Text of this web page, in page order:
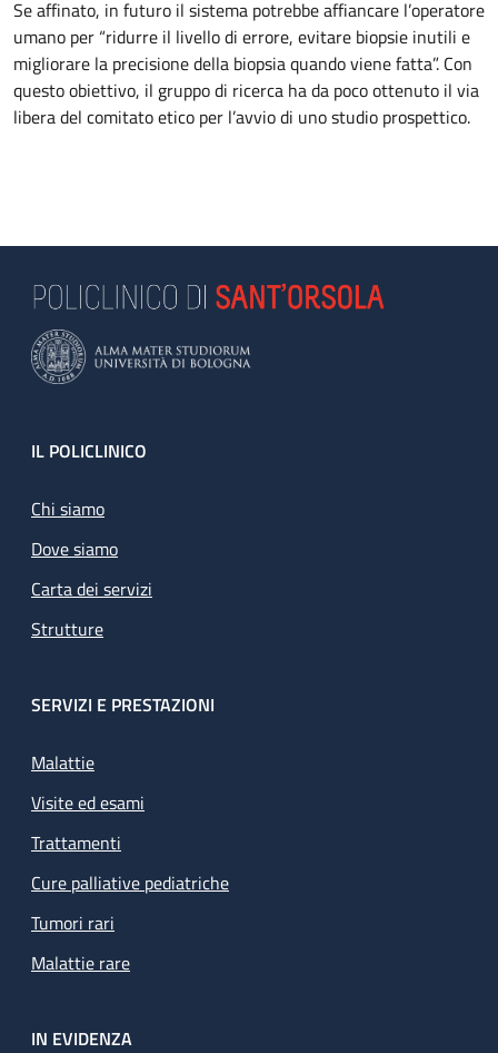
Se affinato, in futuro il sistema potrebbe affiancare l’operatore
umano per “ridurre il livello di errore, evitare biopsie inutili e
migliorare la precisione della biopsia quando viene fatta”. Con
questo obiettivo, il gruppo di ricerca ha da poco ottenuto il via
libera del comitato etico per l’avvio di uno studio prospettico.
Footer
IL POLICLINICO
Chi siamo
Dove siamo
Carta dei servizi
Strutture
SERVIZI E PRESTAZIONI
Malattie
Visite ed esami
Trattamenti
Cure palliative pediatriche
Tumori rari
Malattie rare
IN EVIDENZA